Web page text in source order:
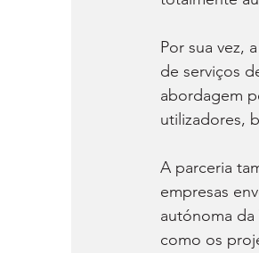
Por sua vez,
de serviços
abordagem
utilizadores,
A parceria
empresas
autónoma da
como os